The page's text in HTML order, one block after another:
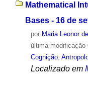
Mathematical
Bases - 16 de
por Maria Leonor
última modificação
Cognição,
Localizado em